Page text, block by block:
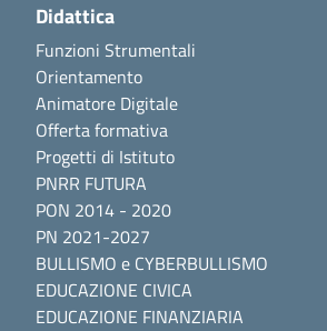
Didattica
Funzioni Strumentali
Orientamento
Animatore Digitale
Offerta formativa
Progetti di Istituto
PNRR FUTURA
PON 2014 - 2020
PN 2021-2027
BULLISMO e CYBERBULLISMO
EDUCAZIONE CIVICA
EDUCAZIONE FINANZIARIA